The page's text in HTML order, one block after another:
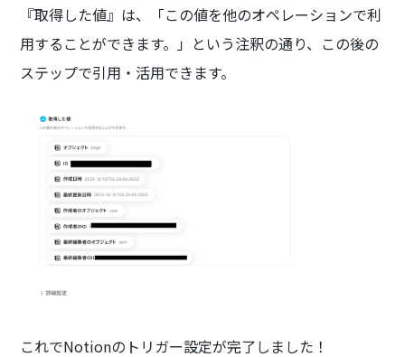
『取得した値』は、「この値を他のオペレーションで利
用することができます。」という注釈の通り、この後の
ステップで引用・活用できます。
これでNotionのトリガー設定が完了しました！